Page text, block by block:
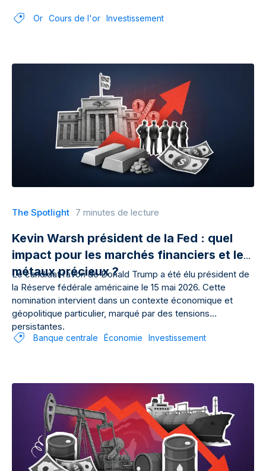
Or Cours de l'or Investissement
The Spotlight 7 minutes de lecture
Kevin Warsh président de la Fed : quel
impact pour les marchés financiers et les
métaux précieux ?
Le candidat favori de Donald Trump a été élu président de
la Réserve fédérale américaine le 15 mai 2026. Cette
nomination intervient dans un contexte économique et
géopolitique particulier, marqué par des tensions
persistantes.
Banque centrale Économie Investissement